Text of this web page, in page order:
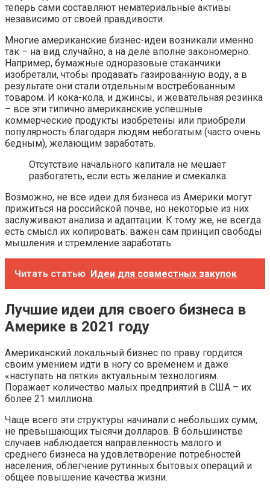
теперь сами составляют нематериальные активы
независимо от своей правдивости.
Многие американские бизнес-идеи возникали именно
так – на вид случайно, а на деле вполне закономерно.
Например, бумажные одноразовые стаканчики
изобретали, чтобы продавать газированную воду, а в
результате они стали отдельным востребованным
товаром. И кока-кола, и джинсы, и жевательная резинка
– все эти типично американские успешные
коммерческие продукты изобретены или приобрели
популярность благодаря людям небогатым (часто очень
бедным), желающим заработать.
Отсутствие начального капитала не мешает
разбогатеть, если есть желание и смекалка.
Возможно, не все идеи для бизнеса из Америки могут
прижиться на российской почве, но некоторые из них
заслуживают анализа и адаптации. К тому же, не всегда
есть смысл их копировать: важен сам принцип свободы
мышления и стремление заработать.
Читать статью Идеи для совместных закупок
Лучшие идеи для своего бизнеса в
Америке в 2021 году
Американский локальный бизнес по праву гордится
своим умением идти в ногу со временем и даже
«наступать на пятки» актуальным технологиям.
Поражает количество малых предприятий в США – их
более 21 миллиона.
Чаще всего эти структуры начинали с небольших сумм,
не превышающих тысячи долларов. В большинстве
случаев наблюдается направленность малого и
среднего бизнеса на удовлетворение потребностей
населения, облегчение рутинных бытовых операций и
общее повышение качества жизни.